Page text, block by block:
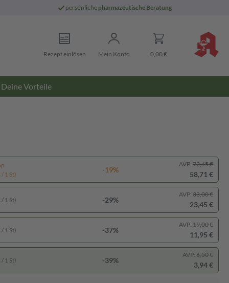
persönliche pharmazeutische Beratung
Rezept einlösen Mein Konto 0,00 €
Deine Vorteile
1 St)
-19%
AVP: 72,45 €
58,71 €
1 St) -29%
AVP: 33,00 €
23,45 €
1 St) -37%
AVP: 19,00 €
11,95 €
1 St) -39%
AVP: 6,50 €
3,94 €